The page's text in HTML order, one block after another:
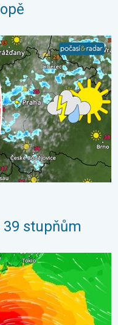
Od úterý i bouřky. . .
stupňům
Obavy ze sesuvů